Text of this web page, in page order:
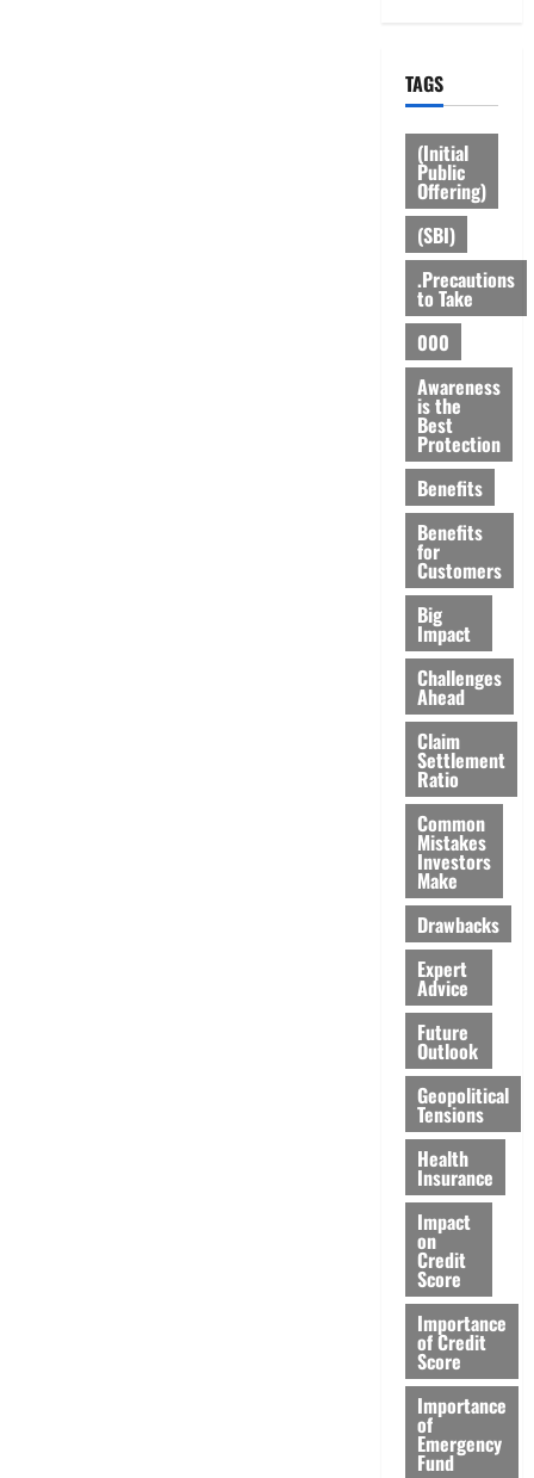
TAGS
(Initial
Public
Offering)
(SBI)
.Precautions
to Take
000
Awareness
is the
Best
Protection
Benefits
Benefits
for
Customers
Big
Impact
Challenges
Ahead
Claim
Settlement
Ratio
Common
Mistakes
Investors
Make
Drawbacks
Expert
Advice
Future
Outlook
Geopolitical
Tensions
Health
Insurance
Impact
on
Credit
Score
Importance
of Credit
Score
Importance
of
Emergency
Fund